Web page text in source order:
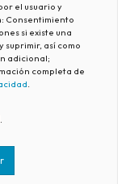
el usuario y
: Consentimiento
si existe una
suprimir, así como
adicional;
completa de
.